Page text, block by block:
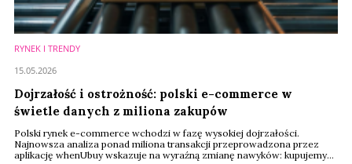
RYNEK I TRENDY
Dojrzałość i ostrożność: polski e-commerce w
świetle danych z miliona zakupów
Polski rynek e-commerce wchodzi w fazę wysokiej dojrzałości.
Najnowsza analiza ponad miliona transakcji przeprowadzona przez
aplikację whenUbuy wskazuje na wyraźną zmianę nawyków: kupujemy
15.05.2026